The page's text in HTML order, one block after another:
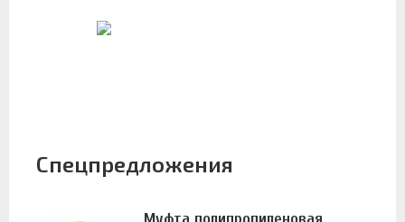
Спецпредложения